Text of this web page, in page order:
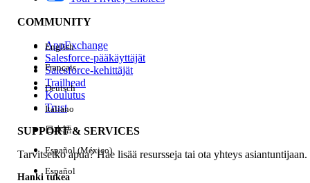
Kokemus
Tyhjennä kaikki Valmis
COMMUNITY
AppExchange
Salesforce-pääkäyttäjät
Salesforce-kehittäjät
Trailhead
Koulutus
Trust
SUPPORT & SERVICES
Tarvitsetko apua? Hae lisää resursseja tai ota yhteys asiantuntijaan.
Hanki tukea
English
Français
Deutsch
Italiano
日本語
Español (México)
Español